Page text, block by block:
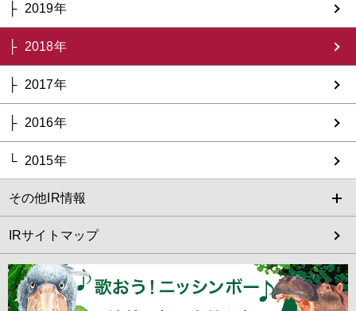
2019年
2018年
2017年
2016年
2015年
その他IR情報
IRサイトマップ